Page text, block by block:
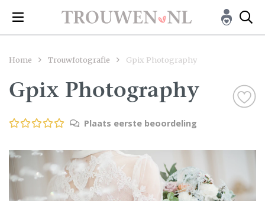
Home Trouwfotografie Gpix Photography
Gpix Photography
Plaats eerste beoordeling